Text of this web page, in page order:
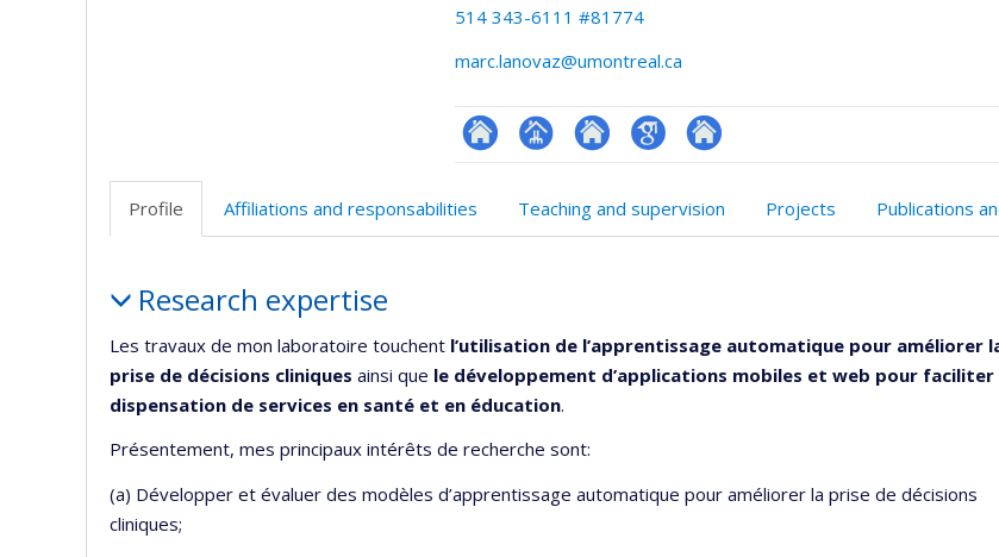
514 343-6111 #81774
marc.lanovaz@umontreal.ca
ResearchGate
Page
(faculté,département,école)
Site
de
GoogleAutre
Profile Affiliations and responsabilities Teaching and supervision Projects Publications
Research expertise
Les travaux de mon laboratoire touchent l’utilisation de l’apprentissage automatique pour améliorer
prise de décisions cliniques ainsi que le développement d’applications mobiles et web pour faciliter
dispensation de services en santé et en éducation.
Présentement, mes principaux intérêts de recherche sont:
(a) Développer et évaluer des modèles d’apprentissage automatique pour améliorer la prise de décisions
cliniques;